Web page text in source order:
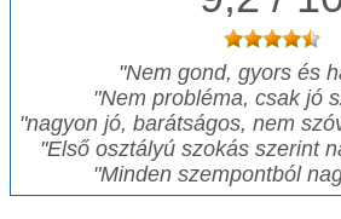
"Nem gond, gyors és
"Nem probléma, csak jó
"nagyon jó, barátságos, nem
"Első osztályú szokás szerint
"Minden szempontból